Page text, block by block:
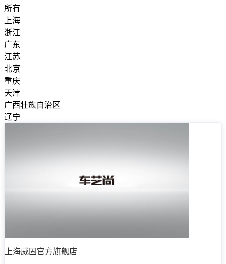
所有
上海
浙江
广东
江苏
北京
重庆
天津
广西壮族自治区
辽宁
上海威固官方旗舰店